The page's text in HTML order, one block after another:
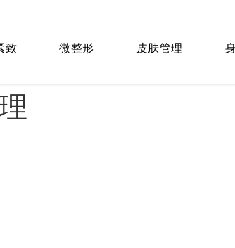
致 微整形 皮肤管理